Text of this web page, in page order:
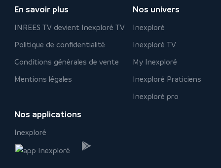
En savoir plus
INREES TV devient Inexploré TV
Politique de confidentialité
Conditions générales de vente
Mentions légales
Nos univers
Inexploré
Inexploré TV
My Inexploré
Inexploré Praticiens
Inexploré pro
Nos applications
Inexploré